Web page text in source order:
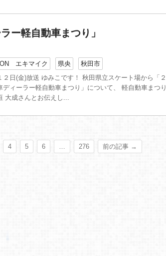
ー軽自動車まつり」
エキマイク
県央
秋田市
２日(金)放送 ゆみこです！ 秋田県立スケート場から「２
ディーラー軽自動車まつり」について、 軽自動車まつり
大成さんとお伝えし...
4 5 6 276 前の記事 →